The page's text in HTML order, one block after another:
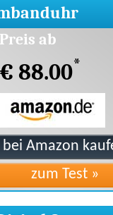
Preis ab
€ 88.00*